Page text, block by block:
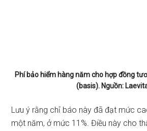
Phí bảo hiểm hàng năm cho hợp đồng
(basis). Nguồn:
Lưu ý rằng chỉ báo này đã đạt mức
một năm, ở mức 11%. Điều này cho